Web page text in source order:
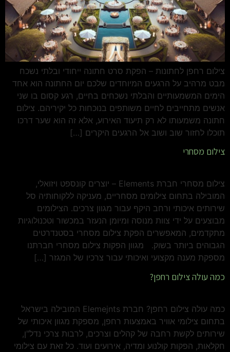
צילום רחפן לחתונות – הפקת סרט חתונה ייחודי ובלתי נשכח
מבט מרהיב על הרגעים המיוחדים שלכם יום החתונה הוא אחד
הימים המשמעותיים והבלתי נשכחים בחיים, רגע קסום בו שני
אנשים מתחייבים לחיים משותפים בנוכחות כל יקיריהם. צילום
חתונה משמעותו לא רק תיעוד האירוע, אלא זה הוא שער דרכו
תוכלו לחזור שוב ושוב אל הרגעים היקרים […]
צילום מסחרי
צילום מסחרי חברת Elements – יוצרים קונספט ויזואלי,
המובילה בתחום צילומים מסחריים, מעניקה ללקוחותיה סל
שירותים איכותי ורחב היקף עבור מגוון צרכים. הצילומים
מבוצעים על ידי צוות מנוסה ומיומן הנעזר במכשור וטכנולוגיות
מתקדמים, המאפשרים הפקת צילום מסחרי בסטנדרטים
הגבוהים ביותר בשוק. מגוון הפקות צילום מסחרי חברתנו
מספקת מענה מקצועי ואיכותי עבור צרכיו של המגזר […]
כמה עולה צילום רחפן?
כמה עולה צילום רחפן? חברת Elemejnts המובילה בישראל
בתחום צילומי אוויר באמצעות רחפן, מספקת מגוון איכותי של
שירותים לקשת רחבה של קהלים וצרכים, לרבות צרכי נדל"ן,
חקלאות, הפקות קולנוע ומדיה, אירועים ועוד. כל זאת עם צילומי